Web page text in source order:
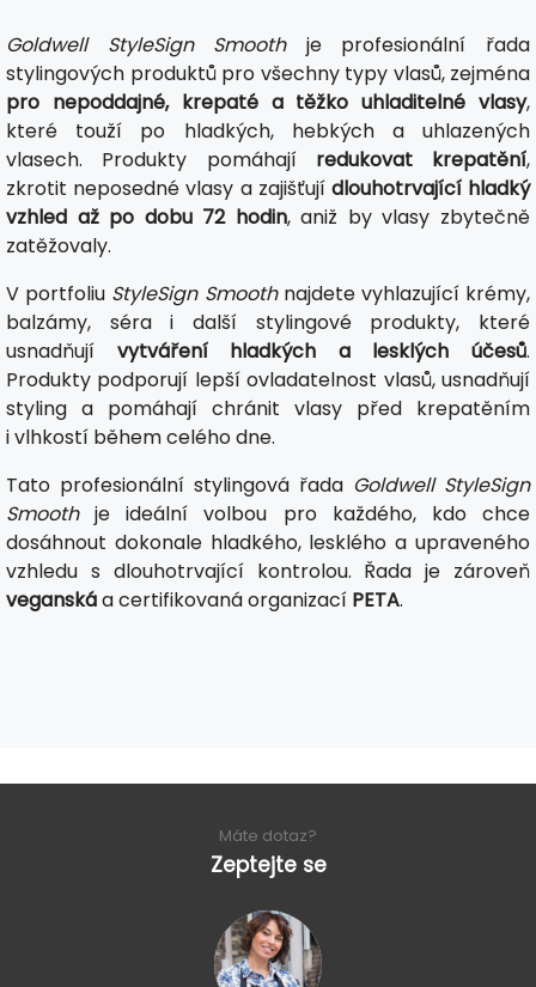
Goldwell StyleSign Smoothje profesionální řada
stylingových produktů pro všechny typy vlasů, zejména
pro nepoddajné, krepaté a těžko uhladitelné vlasy,
které touží po hladkých, hebkých a uhlazených
vlasech. Produkty pomáhají redukovat krepatění,
zkrotit neposedné vlasy a zajišťují dlouhotrvající hladký
vzhled až po dobu 72 hodin, aniž by vlasy zbytečně
zatěžovaly.
V portfoliu StyleSign Smoothnajdete vyhlazující krémy,
balzámy, séra i další stylingové produkty, které
usnadňují vytváření hladkých a lesklých účesů.
Produkty podporují lepší ovladatelnost vlasů, usnadňují
styling a pomáhají chránit vlasy před krepatěním
i vlhkostí během celého dne.
Tato profesionální stylingová řada Goldwell StyleSign
Smoothje ideální volbou pro každého, kdo chce
dosáhnout dokonale hladkého, lesklého a upraveného
vzhledu s dlouhotrvající kontrolou. Řada je zároveň
veganskáa certifikovaná organizací PETA.
Máte dotaz?
Zeptejte se